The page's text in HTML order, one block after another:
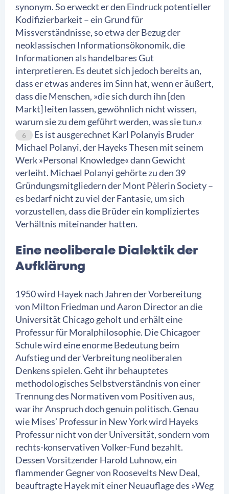
synonym. So erweckt er den Eindruck potentieller
Kodifizierbarkeit – ein Grund für
Missverständnisse, so etwa der Bezug der
neoklassischen Informationsökonomik, die
Informationen als handelbares Gut
interpretieren. Es deutet sich jedoch bereits an,
dass er etwas anderes im Sinn hat, wenn er äußert,
dass die Menschen, »die sich durch ihn [den
Markt] leiten lassen, gewöhnlich nicht wissen,
warum sie zu dem geführt werden, was sie tun.«
6
Es ist ausgerechnet Karl Polanyis Bruder
Michael Polanyi, der Hayeks Thesen mit seinem
Werk »Personal Knowledge« dann Gewicht
verleiht. Michael Polanyi gehörte zu den 39
Gründungsmitgliedern der Mont Pèlerin Society –
es bedarf nicht zu viel der Fantasie, um sich
vorzustellen, dass die Brüder ein kompliziertes
Verhältnis miteinander hatten.
Eine neoliberale Dialektik der
Aufklärung
1950 wird Hayek nach Jahren der Vorbereitung
von Milton Friedman und Aaron Director an die
Universität Chicago geholt und erhält eine
Professur für Moralphilosophie. Die Chicagoer
Schule wird eine enorme Bedeutung beim
Aufstieg und der Verbreitung neoliberalen
Denkens spielen. Geht ihr behauptetes
methodologisches Selbstverständnis von einer
Trennung des Normativen vom Positiven aus,
war ihr Anspruch doch genuin politisch. Genau
wie Mises’ Professur in New York wird Hayeks
Professur nicht von der Universität, sondern vom
rechts-konservativen Volker-Fund bezahlt.
Dessen Vorsitzender Harold Luhnow, ein
flammender Gegner von Roosevelts New Deal,
beauftragte Hayek mit einer Neuauflage des »Weg